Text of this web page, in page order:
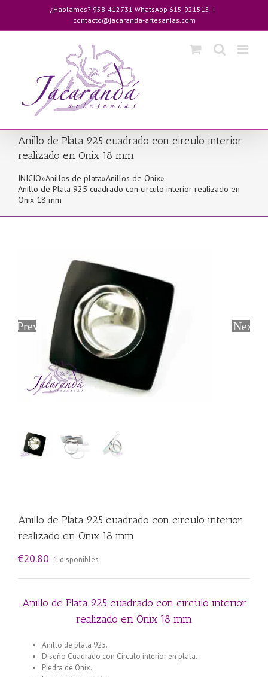
contenido
¿Hablamos? 958-412731 WhatsApp 615-921515 |
contacto@jacaranda-artesanias.com
Anillo de Plata 925 cuadrado con circulo interior
realizado en Onix 18 mm
INICIO»Anillos de plata»Anillos de Onix»
Anillo de Plata 925 cuadrado con circulo interior realizado en
Onix 18 mm
Previous Next
Anillo de Plata 925 cuadrado con circulo interior
realizado en Onix 18 mm
€20.80 1 disponibles
Anillo de Plata 925 cuadrado con circulo interior
realizado en Onix 18 mm
Anillo de plata 925.
Diseño Cuadrado con Circulo interior en plata.
Piedra de Onix.